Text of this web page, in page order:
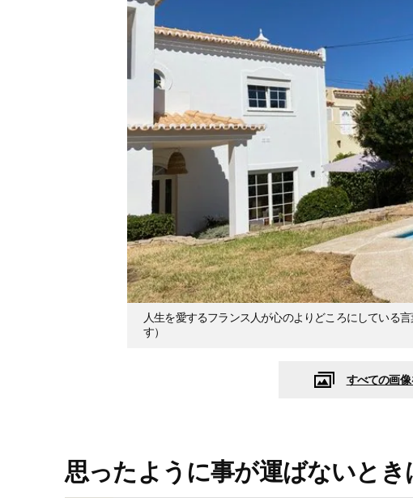
人生を愛するフランス人が心のよりどころにしている
す）
すべての画像
思ったように事が運ばないと